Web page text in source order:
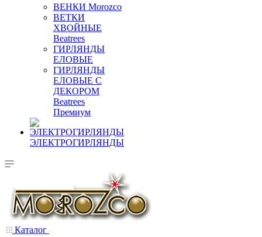
ВЕНКИ Morozco
ВЕТКИ
ХВОЙНЫЕ
Beatrees
ГИРЛЯНДЫ
ЕЛОВЫЕ
ГИРЛЯНДЫ
ЕЛОВЫЕ С
ДЕКОРОМ
Beatrees
Премиум
ЭЛЕКТРОГИРЛЯНДЫ
Каталог